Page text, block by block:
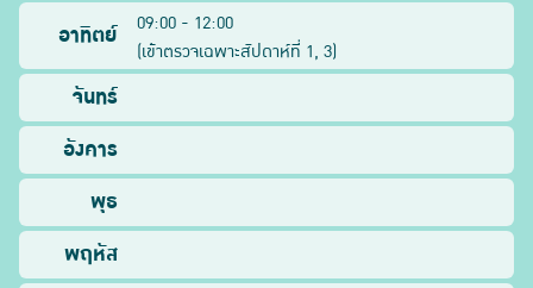
อาทิตย์
09:00 - 12:00
(เข้าตรวจเฉพาะสัปดาห์ที่ 1, 3)
จันทร์
อังคาร
พุธ
พฤหัส